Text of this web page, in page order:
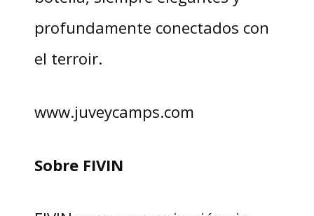
profundamente conectados con
el terroir.
www.juveycamps.com
Sobre FIVIN